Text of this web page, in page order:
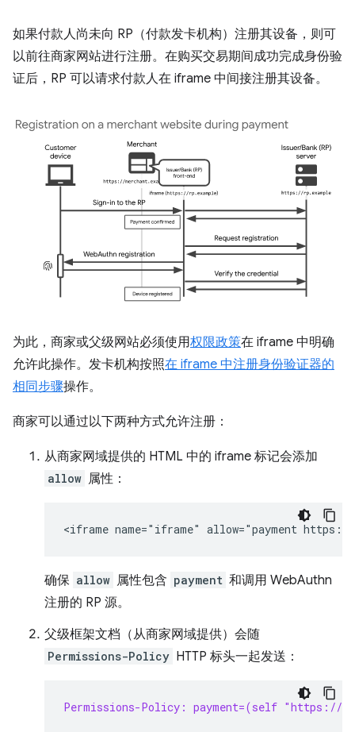
如果付款人尚未向 RP（付款发卡机构）注册其设备，则可
以前往商家网站进行注册。在购买交易期间成功完成身份验
证后，RP 可以请求付款人在 iframe 中间接注册其设备。
为此，商家或父级网站必须使用权限政策在 iframe 中明确
允许此操作。发卡机构按照在 iframe 中注册身份验证器的
相同步骤操作。
商家可以通过以下两种方式允许注册：
从商家网域提供的 HTML 中的 iframe 标记会添加
allow 属性：
确保 allow 属性包含 payment 和调用 WebAuthn
注册的 RP 源。
父级框架文档（从商家网域提供）会随
Permissions-Policy HTTP 标头一起发送：
Permissions-Policy: payment=(self "https://